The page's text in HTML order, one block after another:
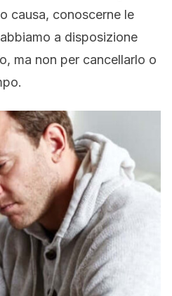
causa, conoscerne le
a disposizione
ma non per cancellarlo o